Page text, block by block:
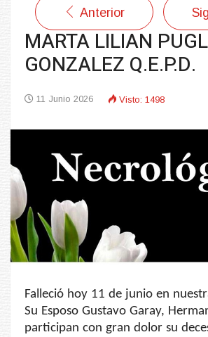
Anterior
MARTA LILIAN
GONZALEZ Q.E.P.D.
11 Junio 2026 Visto: 1498
Falleció hoy 11 de junio en
Su Esposo Gustavo Garay,
participan con gran dolor su